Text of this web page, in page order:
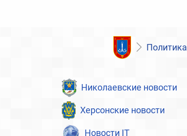
Политика
Николаевские новости
Херсонские новости
Новости IT